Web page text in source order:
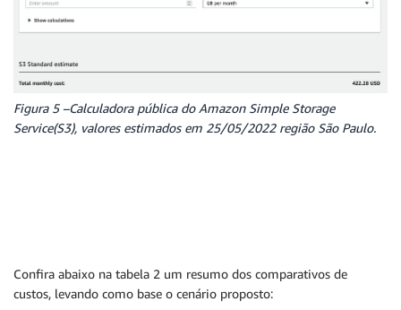
Figura 5 –Calculadora pública do Amazon Simple Storage
Service(S3), valores estimados em 25/05/2022 região São Paulo.
Confira abaixo na tabela 2 um resumo dos comparativos de
custos, levando como base o cenário proposto: